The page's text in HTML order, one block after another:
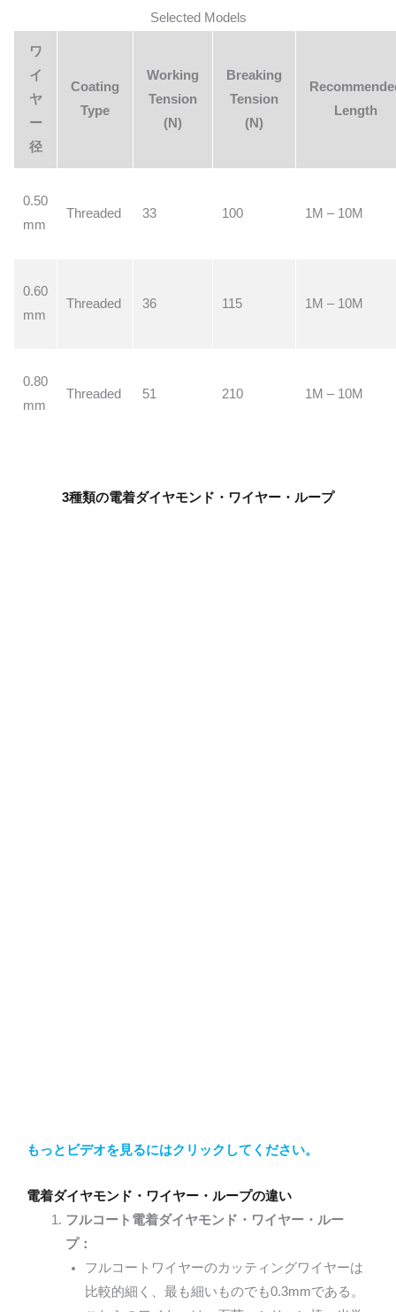
Selected Models
ワ
イ
ヤ
ー
径
Coating
Type
Working
Tension
(N)
Breaking
Tension
(N)
Length
0.50
mm
Threaded 33 100 1M – 10M
0.60
mm
Threaded 36 115 1M – 10M
0.80
mm
Threaded 51 210 1M – 10M
3種類の電着ダイヤモンド・ワイヤー・ループ
もっとビデオを見るにはクリックしてください。
電着ダイヤモンド・ワイヤー・ループの違い
フルコート電着ダイヤモンド・ワイヤー・ルー
プ：
フルコートワイヤーのカッティングワイヤーは
比較的細く、最も細いものでも0.3mmである。